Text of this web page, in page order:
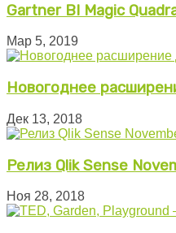
Gartner BI Magic
Мар 5, 2019
Новогоднее
Дек 13, 2018
Релиз Qlik Sense
Ноя 28, 2018